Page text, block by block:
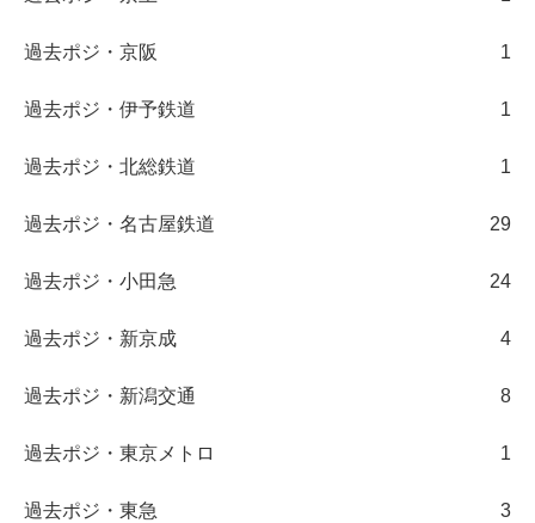
過去ポジ・京阪 1
過去ポジ・伊予鉄道 1
過去ポジ・北総鉄道 1
過去ポジ・名古屋鉄道 29
過去ポジ・小田急 24
過去ポジ・新京成 4
過去ポジ・新潟交通 8
過去ポジ・東京メトロ 1
過去ポジ・東急 3